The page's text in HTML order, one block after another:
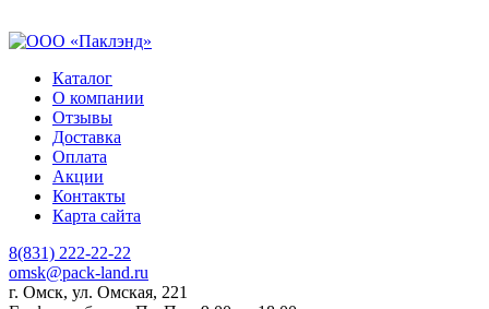
Каталог
О компании
Отзывы
Доставка
Оплата
Акции
Контакты
Карта сайта
8(831) 222-22-22
omsk@pack-land.ru
г. Омск, ул. Омская, 221